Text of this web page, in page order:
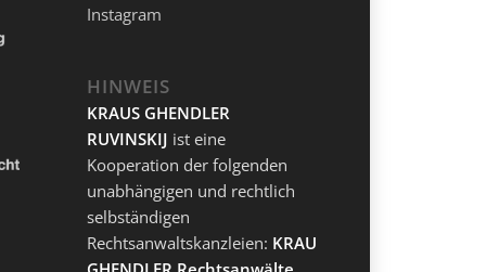
Instagram
HINWEIS
KRAUS GHENDLER
RUVINSKIJ ist eine
Kooperation der folgenden
unabhängigen und rechtlich
selbständigen
Rechtsanwaltskanzleien: KRAUS